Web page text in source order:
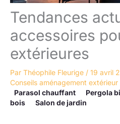
Tendances
accessoires
extérieures
Par Théophile Fleurige / 19 avril
Conseils aménagement extérieur
Parasol chauffant
Pergola
bois
Salon de jardin